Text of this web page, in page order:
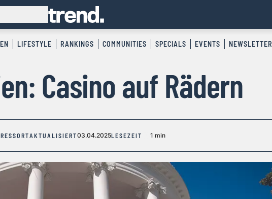
LIFESTYLE RANKINGS COMMUNITIES SPECIALS EVENTS NEWSLETTER
Casino auf Rädern
AKTUALISIERT03.04.2025LESEZEIT 1 min